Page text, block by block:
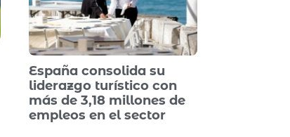
España consolida su
liderazgo turístico con
más de 3,18 millones de
empleos en el sector